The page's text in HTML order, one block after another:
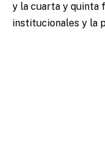
y la cuarta y quinta
institucionales y la